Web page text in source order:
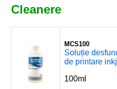
Cleanere
MCS100
Soluție
de printare
100ml